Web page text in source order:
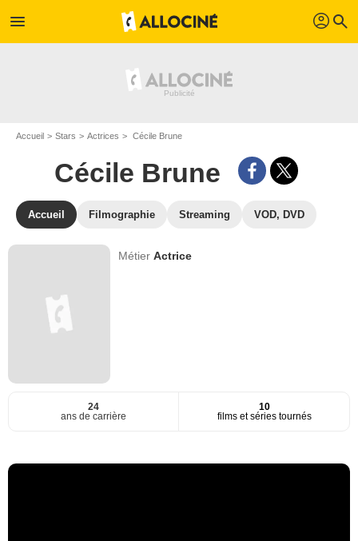
menu profil search
Accueil Stars Actrices Cécile Brune
Cécile Brune
Accueil Filmographie Streaming VOD, DVD
MétierActrice
24
ans de carrière
10
films et séries tournés